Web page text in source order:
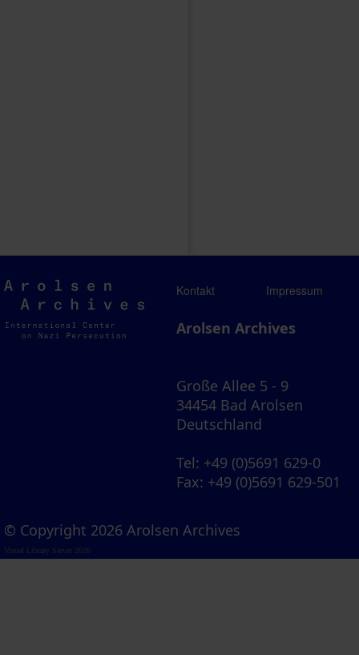
Arolsen
Archives
Kontakt Impressum
Arolsen Archives
Große Allee 5 - 9
34454 Bad Arolsen
Deutschland
Tel: +49 (0)5691 629-0
Fax: +49 (0)5691 629-501
© Copyright 2026 Arolsen Archives
Visual Library Server 2026